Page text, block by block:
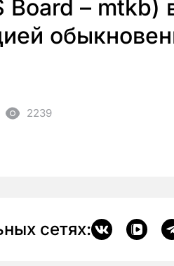
Board – mtkb)
2239
сетях: